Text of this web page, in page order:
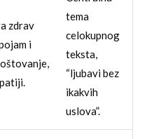
zdrav
i
tema
celokupnog
teksta,
“ljubavi bez
ikakvih
uslova”.